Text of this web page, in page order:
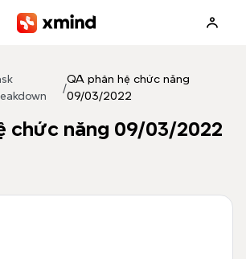
/
QA phân hệ chức năng
09/03/2022
chức năng 09/03/2022